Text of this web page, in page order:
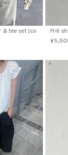
& tee set (co
Frill
¥